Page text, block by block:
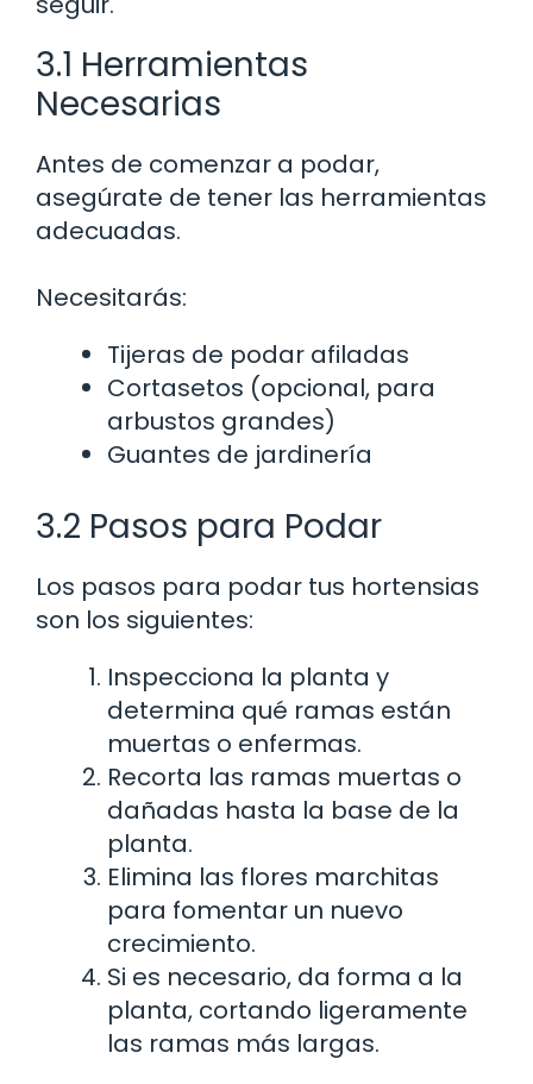
3.1 Herramientas
Necesarias
Antes de comenzar a podar,
asegúrate de tener las herramientas
adecuadas.
Necesitarás:
Tijeras de podar afiladas
Cortasetos (opcional, para
arbustos grandes)
Guantes de jardinería
3.2 Pasos para Podar
Los pasos para podar tus hortensias
son los siguientes:
Inspecciona la planta y
determina qué ramas están
muertas o enfermas.
Recorta las ramas muertas o
dañadas hasta la base de la
planta.
Elimina las flores marchitas
para fomentar un nuevo
crecimiento.
Si es necesario, da forma a la
planta, cortando ligeramente
las ramas más largas.